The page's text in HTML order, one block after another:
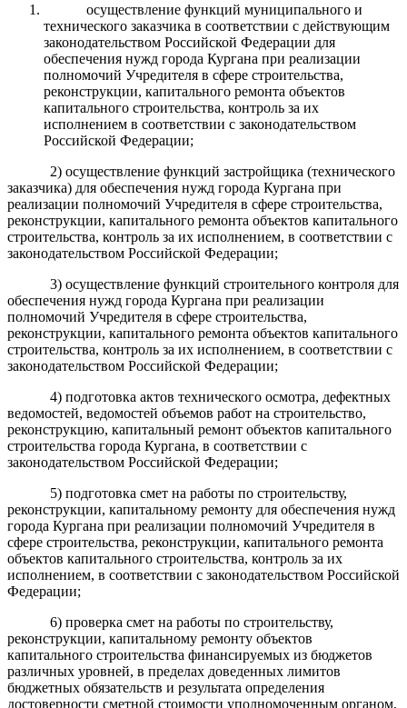
осуществление функций муниципального и
технического заказчика в соответствии с действующим
законодательством Российской Федерации для
обеспечения нужд города Кургана при реализации
полномочий Учредителя в сфере строительства,
реконструкции, капитального ремонта объектов
капитального строительства, контроль за их
исполнением в соответствии с законодательством
Российской Федерации;
2) осуществление функций застройщика (технического
заказчика) для обеспечения нужд города Кургана при
реализации полномочий Учредителя в сфере строительства,
реконструкции, капитального ремонта объектов капитального
строительства, контроль за их исполнением, в соответствии с
законодательством Российской Федерации;
3) осуществление функций строительного контроля для
обеспечения нужд города Кургана при реализации
полномочий Учредителя в сфере строительства,
реконструкции, капитального ремонта объектов капитального
строительства, контроль за их исполнением, в соответствии с
законодательством Российской Федерации;
4) подготовка актов технического осмотра, дефектных
ведомостей, ведомостей объемов работ на строительство,
реконструкцию, капитальный ремонт объектов капитального
строительства города Кургана, в соответствии с
законодательством Российской Федерации;
5) подготовка смет на работы по строительству,
реконструкции, капитальному ремонту для обеспечения нужд
города Кургана при реализации полномочий Учредителя в
сфере строительства, реконструкции, капитального ремонта
объектов капитального строительства, контроль за их
исполнением, в соответствии с законодательством Российской
Федерации;
6) проверка смет на работы по строительству,
реконструкции, капитальному ремонту объектов
капитального строительства финансируемых из бюджетов
различных уровней, в пределах доведенных лимитов
бюджетных обязательств и результата определения
достоверности сметной стоимости уполномоченным органом,